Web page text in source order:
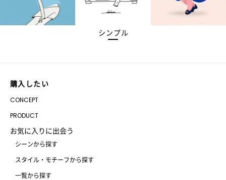
シンプル
購入したい
CONCEPT
PRODUCT
お気に入りに出会う
シーンから探す
スタイル・モチーフから探す
一覧から探す